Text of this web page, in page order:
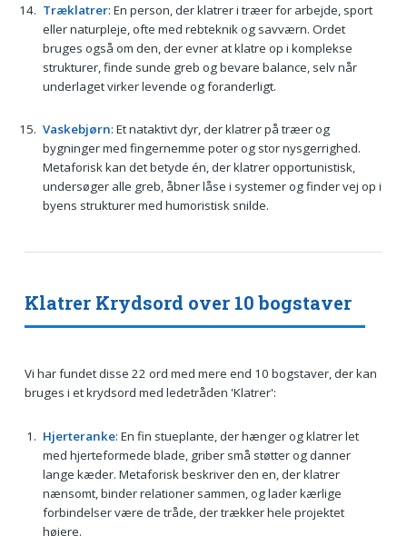
Træklatrer: En person, der klatrer i træer for arbejde, sport
eller naturpleje, ofte med rebteknik og savværn. Ordet
bruges også om den, der evner at klatre op i komplekse
strukturer, finde sunde greb og bevare balance, selv når
underlaget virker levende og foranderligt.
Vaskebjørn: Et nataktivt dyr, der klatrer på træer og
bygninger med fingernemme poter og stor nysgerrighed.
Metaforisk kan det betyde én, der klatrer opportunistisk,
undersøger alle greb, åbner låse i systemer og finder vej op i
byens strukturer med humoristisk snilde.
Klatrer Krydsord over 10 bogstaver
Vi har fundet disse 22 ord med mere end 10 bogstaver, der kan
bruges i et krydsord med ledetråden 'Klatrer':
Hjerteranke: En fin stueplante, der hænger og klatrer let
med hjerteformede blade, griber små støtter og danner
lange kæder. Metaforisk beskriver den en, der klatrer
nænsomt, binder relationer sammen, og lader kærlige
forbindelser være de tråde, der trækker hele projektet
højere.